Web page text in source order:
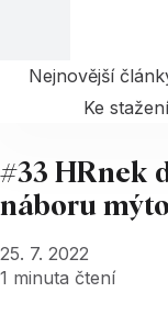
Nejnovější
Ke
#33 HRnek
náboru
25. 7. 2022
1 minuta čtení